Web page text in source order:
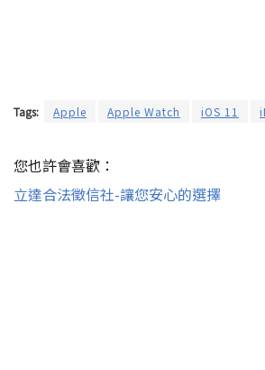
Tags: Apple Apple Watch iOS 11
您也許會喜歡：
立達合法徵信社-讓您安心的選擇